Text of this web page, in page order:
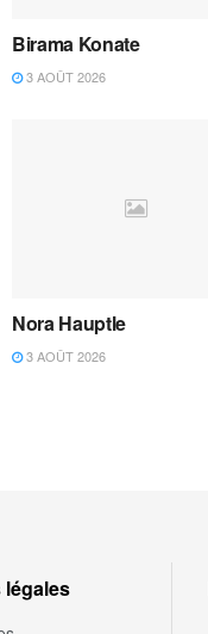
Birama Konate
3 AOÛT 2026
Nora Hauptle
3 AOÛT 2026